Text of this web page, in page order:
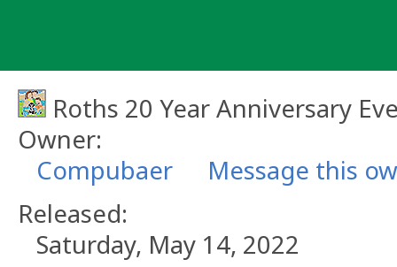
Roths 20 Year Anniversary
Owner:
Compubaer
Message this
Released:
Saturday, May 14, 2022